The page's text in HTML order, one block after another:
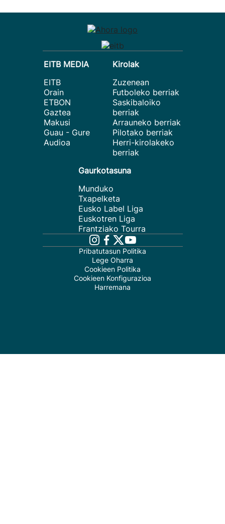
EITB MEDIA
EITB
Orain
ETBON
Gaztea
Makusi
Guau - Gure
Audioa
Kirolak
Zuzenean
Futboleko berriak
Saskibaloiko
berriak
Arrauneko berriak
Pilotako berriak
Herri-kirolakeko
berriak
Gaurkotasuna
Munduko
Txapelketa
Eusko Label Liga
Euskotren Liga
Frantziako Tourra
Pribatutasun Politika
Lege Oharra
Cookieen Politika
Cookieen Konfigurazioa
Harremana